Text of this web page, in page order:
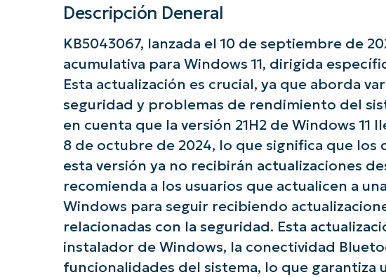
Descripción Deneral
KB5043067, lanzada el 10 de septiembre de
acumulativa para Windows 11, dirigida
Esta actualización es crucial, ya que aborda
seguridad y problemas de rendimiento del
en cuenta que la versión 21H2 de Windows 11
8 de octubre de 2024, lo que significa que los
esta versión ya no recibirán actualizaciones
recomienda a los usuarios que actualicen a
Windows para seguir recibiendo
relacionadas con la seguridad. Esta
instalador de Windows, la conectividad
funcionalidades del sistema, lo que garantiza